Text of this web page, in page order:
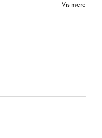
Vis mere